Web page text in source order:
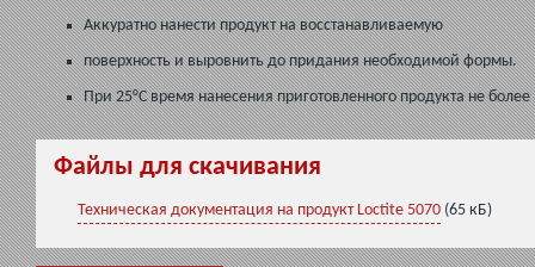
Аккуратно нанести продукт на восстанавливаемую
поверхность и выровнить до придания необходимой формы.
При 25°C время нанесения приготовленного продукта не
Файлы для скачивания
Техническая документация на продукт Loctite 5070 (65 кБ)